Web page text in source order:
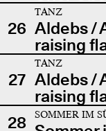
26
TANZ
Aldebs /
raising
27
TANZ
Aldebs /
raising
28
SOMMER IM